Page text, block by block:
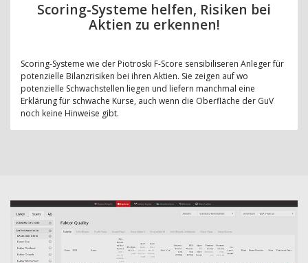
Scoring-Systeme helfen, Risiken bei
Aktien zu erkennen!
Scoring-Systeme wie der Piotroski F-Score sensibiliseren Anleger für
potenzielle Bilanzrisiken bei ihren Aktien. Sie zeigen auf wo
potenzielle Schwachstellen liegen und liefern manchmal eine
Erklärung für schwache Kurse, auch wenn die Oberfläche der GuV
noch keine Hinweise gibt.